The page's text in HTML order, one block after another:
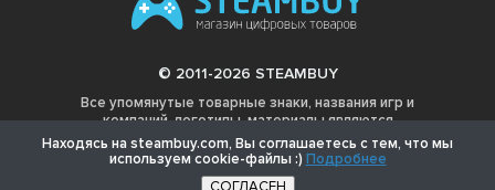
© 2011-2026 STEAMBUY
Все упомянутые товарные знаки, названия игр и
компаний, логотипы, материалы являются
собственностью соответствующих владельцев.
Находясь на steambuy.com, Вы соглашаетесь с тем, что мы
используем cookie-файлы :) Подробнее